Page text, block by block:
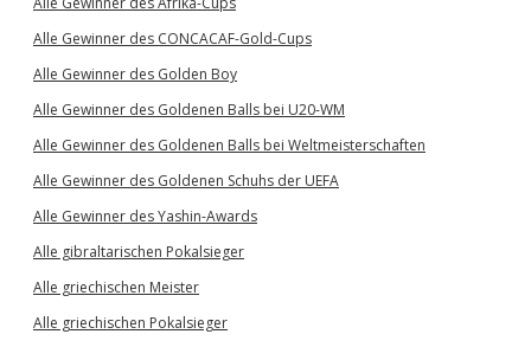
Alle Gewinner des CONCACAF-Gold-Cups
Alle Gewinner des Golden Boy
Alle Gewinner des Goldenen Balls bei U20-WM
Alle Gewinner des Goldenen Balls bei Weltmeisterschaften
Alle Gewinner des Goldenen Schuhs der UEFA
Alle Gewinner des Yashin-Awards
Alle gibraltarischen Pokalsieger
Alle griechischen Meister
Alle griechischen Pokalsieger